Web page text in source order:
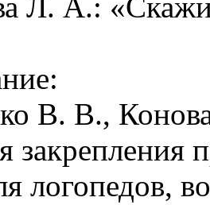
Л. А.:
В. В.,
логопедов,